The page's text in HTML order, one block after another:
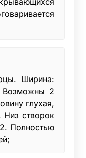
Ширина:
2
глухая,
Низ створок
Полностью